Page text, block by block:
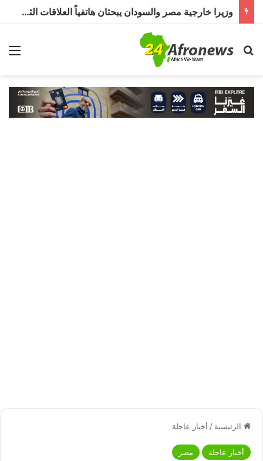
وزيرا خارجية مصر والسودان يبحثان هاتفياً العلاقات الثنائية وتطورات الأزمة السودانية
بحث عن
الرئيسية / أخبار عاجلة
أخبار عاجلة مصر